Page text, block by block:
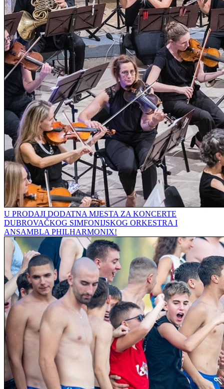
U PRODAJI DODATNA MJESTA ZA KONCERTE
DUBROVAČKOG SIMFONIJSKOG ORKESTRA I
ANSAMBLA PHILHARMONIX!